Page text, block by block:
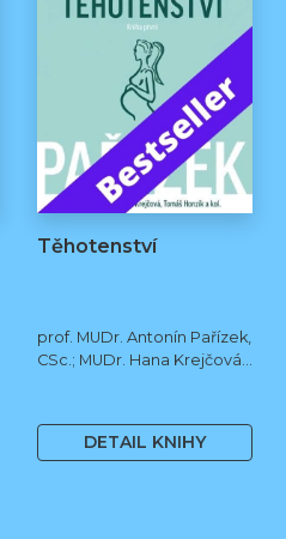
Těhotenství
prof. MUDr. Antonín Pařízek,
CSc.; MUDr. Hana Krejčová,
DETAIL KNIHY